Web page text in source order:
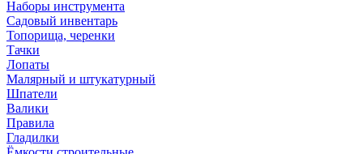
Наборы инструмента
Садовый инвентарь
Топорища, черенки
Тачки
Лопаты
Малярный и штукатурный
Шпатели
Валики
Правила
Гладилки